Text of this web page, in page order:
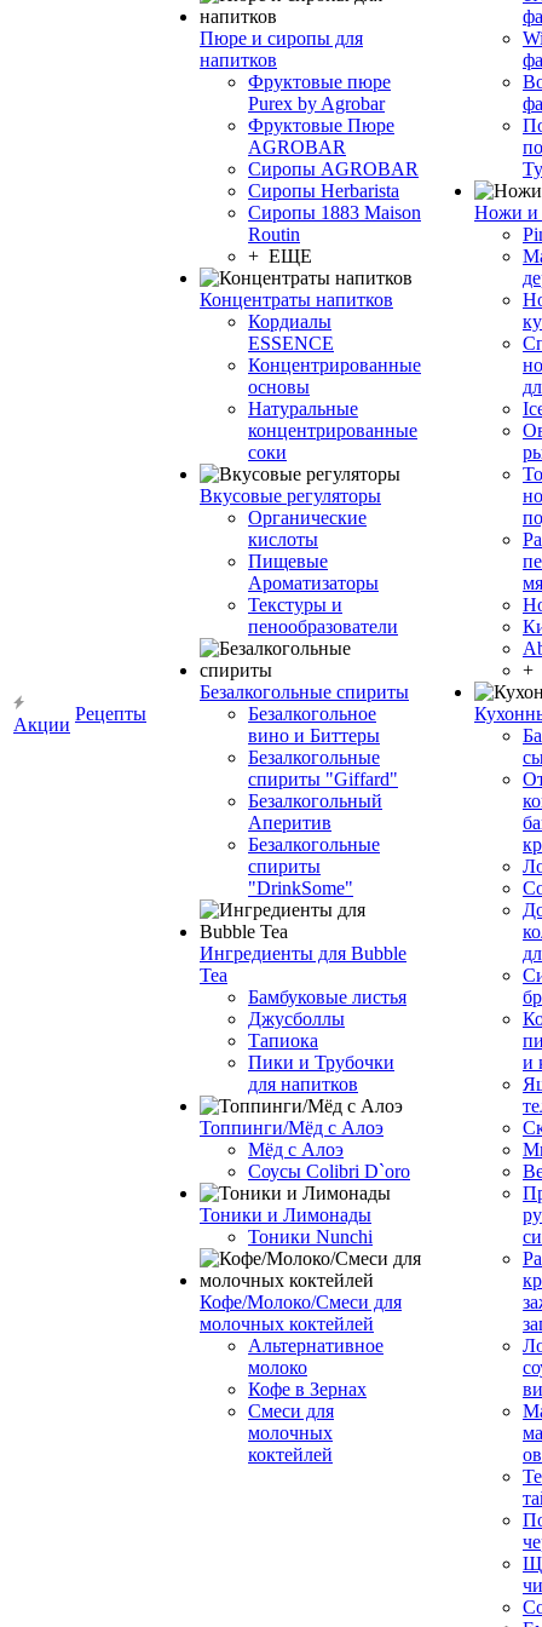
Акции
Рецепты
Пюре и сиропы для
напитков
Фруктовые пюре
Purex by Agrobar
Фруктовые Пюре
AGROBAR
Сиропы AGROBAR
Сиропы Herbarista
Сиропы 1883 Maison
Routin
+ ЕЩЕ
Концентраты напитков
Кордиалы
ESSENCE
Концентрированные
основы
Натуральные
концентрированные
соки
Вкусовые регуляторы
Органические
кислоты
Пищевые
Ароматизаторы
Текстуры и
пенообразователи
Безалкогольные спириты
Безалкогольное
вино и Биттеры
Безалкогольные
спириты "Giffard"
Безалкогольный
Аперитив
Безалкогольные
спириты
"DrinkSome"
Ингредиенты для Bubble
Tea
Бамбуковые листья
Джусболлы
Тапиока
Пики и Трубочки
для напитков
Топпинги/Мёд с Алоэ
Мёд с Алоэ
Соусы Colibri D`oro
Тоники и Лимонады
Тоники Nunchi
Кофе/Молоко/Смеси для
молочных коктейлей
Альтернативное
молоко
Кофе в Зернах
Смеси для
молочных
коктейлей
Ножи и
+
и